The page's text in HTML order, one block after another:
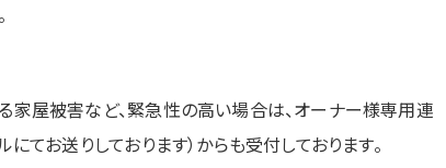
る家屋被害など、緊急性の高い場合は、オーナー様専用連
てお送りしております）からも受付しております。